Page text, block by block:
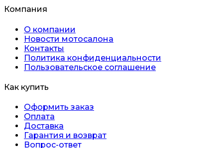
Компания
О компании
Новости мотосалона
Контакты
Политика конфиденциальности
Пользовательское соглашение
Как купить
Оформить заказ
Оплата
Доставка
Гарантия и возврат
Вопрос-ответ